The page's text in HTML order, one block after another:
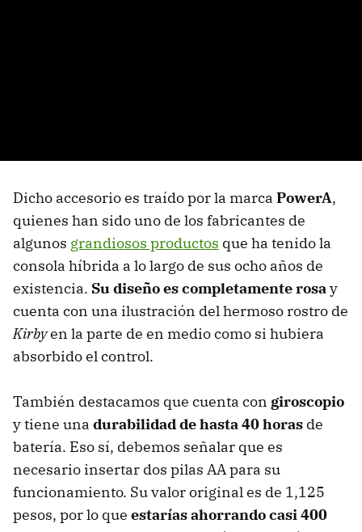
Dicho accesorio es traído por la marca PowerA,
quienes han sido uno de los fabricantes de
algunos grandiosos productos que ha tenido la
consola híbrida a lo largo de sus ocho años de
existencia. Su diseño es completamente rosay
cuenta con una ilustración del hermoso rostro de
Kirbyen la parte de en medio como si hubiera
absorbido el control.
También destacamos que cuenta con giroscopio
y tiene una durabilidad de hasta 40 horas de
batería. Eso sí, debemos señalar que es
necesario insertar dos pilas AA para su
funcionamiento. Su valor original es de 1,125
pesos, por lo que estarías ahorrando casi 400